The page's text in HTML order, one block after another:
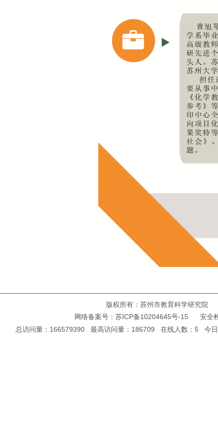
版权所有：苏州市教育科学研究院
网络备案号： 苏ICP备10204645号-15 安全
总访问量：166579390 最高访问量：186709 在线人数：5 今